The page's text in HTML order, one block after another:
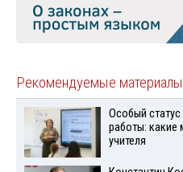
Рекомендуемые материалы
Особый статус
работы: какие
учителя